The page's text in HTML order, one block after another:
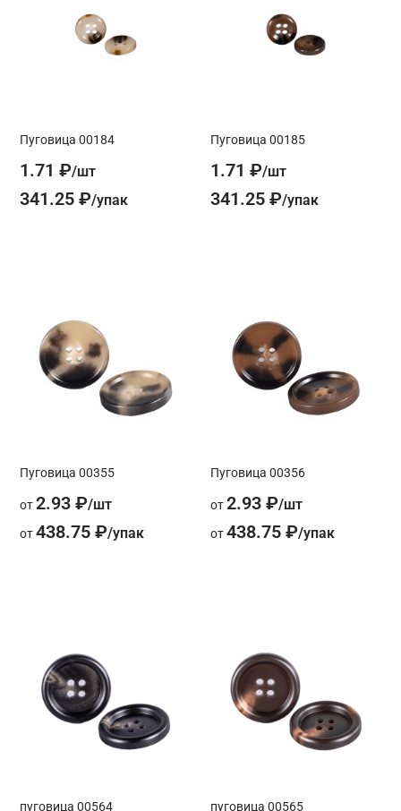
Пуговица 00184
1.71 ₽
341.25 ₽
Пуговица 00185
1.71 ₽
341.25 ₽
Пуговица 00355
от2.93 ₽
от438.75 ₽
Пуговица 00356
от 2.93 ₽
от 438.75 ₽
пуговица 00564 пуговица 00565